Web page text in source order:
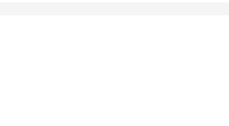
напором води від 150 до